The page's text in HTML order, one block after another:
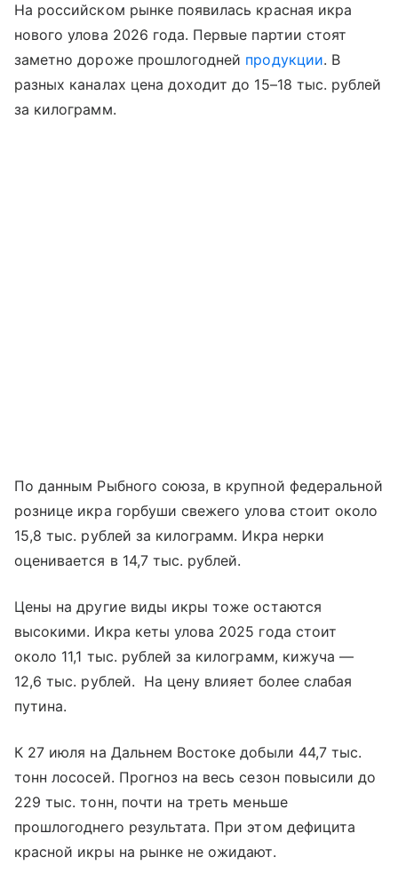
На российском рынке появилась красная икра
нового улова 2026 года. Первые партии стоят
заметно дороже прошлогодней продукции. В
разных каналах цена доходит до 15–18 тыс. рублей
за килограмм.
По данным Рыбного союза, в крупной федеральной
рознице икра горбуши свежего улова стоит около
15,8 тыс. рублей за килограмм. Икра нерки
оценивается в 14,7 тыс. рублей.
Цены на другие виды икры тоже остаются
высокими. Икра кеты улова 2025 года стоит
около 11,1 тыс. рублей за килограмм, кижуча —
12,6 тыс. рублей. На цену влияет более слабая
путина.
К 27 июля на Дальнем Востоке добыли 44,7 тыс.
тонн лососей. Прогноз на весь сезон повысили до
229 тыс. тонн, почти на треть меньше
прошлогоднего результата. При этом дефицита
красной икры на рынке не ожидают.